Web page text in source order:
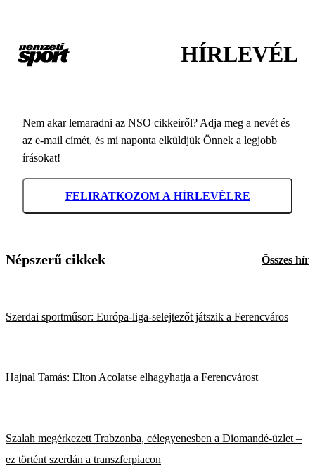
HÍRLEVÉL
Nem akar lemaradni az NSO cikkeiről? Adja meg a nevét és
az e-mail címét, és mi naponta elküldjük Önnek a legjobb
írásokat!
FELIRATKOZOM A HÍRLEVÉLRE
Népszerű cikkek Összes hír
Szerdai sportműsor: Európa-liga-selejtezőt játszik a Ferencváros
Hajnal Tamás: Elton Acolatse elhagyhatja a Ferencvárost
Szalah megérkezett Trabzonba, célegyenesben a Diomandé-üzlet –
ez történt szerdán a transzferpiacon